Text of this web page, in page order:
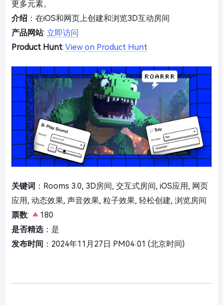
更多元素。
介绍 ：在iOS和网页上创建和浏览3D互动房间
产品网站: 立即访问
Product Hunt: View on Product Hunt
关键词 ：Rooms 3.0, 3D房间, 交互式房间, iOS应用, 网页
应用, 动态效果, 声音效果, 粒子效果, 轻松创建, 浏览房间
票数:
180
是否精选：是
发布时间 ：2024年11月27日 PM04:01 (北京时间)